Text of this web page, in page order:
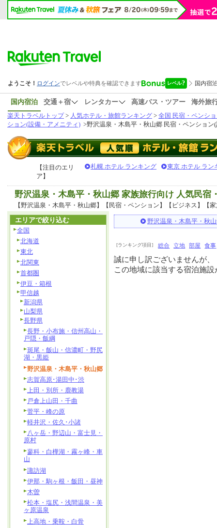
国内宿泊 交通＋宿 レンタカー 高速バス・ツアー
海外旅
楽天トラベルトップ> 人気ホテル・旅館ランキング > 全国 民宿・ペンシ
ション(設備・アメニティ) >野沢温泉・木島平・秋山郷 民宿・ペンション
【注目のエリ
ア】
札幌 ホテル ランキング 東京 ホテル ラン
野沢温泉・木島平・秋山郷 家族旅行向け 人気民
【野沢温泉・木島平・秋山郷】【民宿・ペンション】【ビジネス】【
野沢温泉・木島平・秋
[ランキング項目] 総合 立地 部屋 食事
誠に申し訳ございませんが、
この地域に該当する宿泊施
エリアで絞り込む
全国
北海道
東北
北関東
首都圏
伊豆・箱根
甲信越
新潟県
山梨県
長野県
長野・小布施・信州高山・
戸隠・飯綱
斑尾・飯山・信濃町・野尻
湖・黒姫
野沢温泉・木島平・秋山郷
志賀高原･湯田中･渋
上田・別所・鹿教湯
戸倉上山田・千曲
菅平・峰の原
軽井沢・佐久･小諸
八ヶ岳・野辺山・富士見・
原村
蓼科・白樺湖・霧ヶ峰・車
山
諏訪湖
伊那・駒ヶ根・飯田・昼神
木曽
松本・塩尻・浅間温泉・美
ヶ原温泉
上高地・乗鞍・白骨